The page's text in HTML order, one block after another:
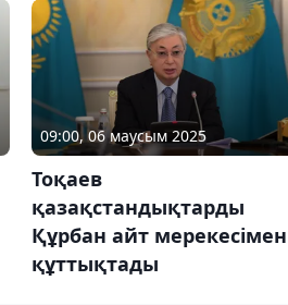
09:00, 06 маусым 2025
Тоқаев
қазақстандықтарды
Құрбан айт мерекесімен
құттықтады